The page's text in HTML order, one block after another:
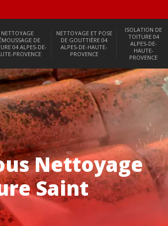
NETTOYAGE
DE
04 ALPES-DE-
PROVENCE
NETTOYAGE ET POSE
DE GOUTTIÈRE 04
ALPES-DE-HAUTE-
PROVENCE
ISOLATION DE
TOITURE 04
ALPES-DE-
HAUTE-
PROVENCE
Nettoyage
Saint